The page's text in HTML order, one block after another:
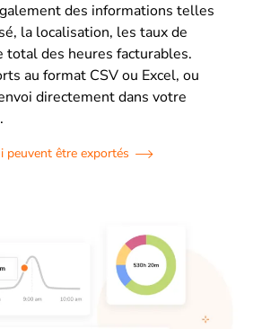
des informations telles
la localisation, les taux de
total des heures facturables.
au format CSV ou Excel, ou
directement dans votre
peuvent être exportés